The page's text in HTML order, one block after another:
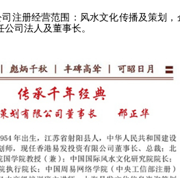
司注册经营范围：风水文化传播及策划，
司法人及董事长。